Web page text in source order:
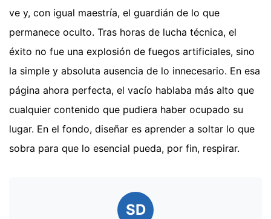
ve y, con igual maestría, el guardián de lo que
permanece oculto. Tras horas de lucha técnica, el
éxito no fue una explosión de fuegos artificiales, sino
la simple y absoluta ausencia de lo innecesario. En esa
página ahora perfecta, el vacío hablaba más alto que
cualquier contenido que pudiera haber ocupado su
lugar. En el fondo, diseñar es aprender a soltar lo que
sobra para que lo esencial pueda, por fin, respirar.
SD